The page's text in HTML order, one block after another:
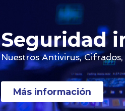
Seguridad
Nuestros Antivirus,
Más información